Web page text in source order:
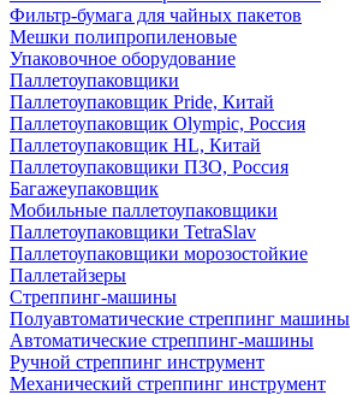
Фильтр-бумага для чайных пакетов
Мешки полипропиленовые
Упаковочное оборудование
Паллетоупаковщики
Паллетоупаковщик Pride, Китай
Паллетоупаковщик Olympic, Россия
Паллетоупаковщик HL, Китай
Паллетоупаковщики ПЗО, Россия
Багажеупаковщик
Мобильные паллетоупаковщики
Паллетоупаковщики TetraSlav
Паллетоупаковщики морозостойкие
Паллетайзеры
Стреппинг-машины
Полуавтоматические стреппинг машины
Автоматические стреппинг-машины
Ручной стреппинг инструмент
Механический стреппинг инструмент